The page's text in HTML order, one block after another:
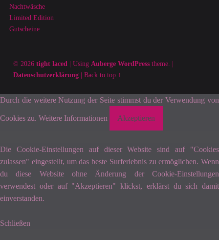
Nachtwäsche
Limited Edition
Gutscheine
© 2026 tight laced | Using Auberge WordPresstheme. |
Datenschutzerklärung | Back to top ↑
Durch die weitere Nutzung der Seite stimmst du der Verwendung von
Cookies zu. Weitere Informationen Akzeptieren
Die Cookie-Einstellungen auf dieser Website sind auf "Cookies
zulassen" eingestellt, um das beste Surferlebnis zu ermöglichen. Wenn
du diese Website ohne Änderung der Cookie-Einstellungen
verwendest oder auf "Akzeptieren" klickst, erklärst du sich damit
einverstanden.
Schließen